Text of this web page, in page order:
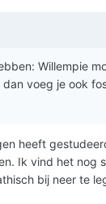
Willempie
voeg je ook
heeft
Ik vind het
bij neer te